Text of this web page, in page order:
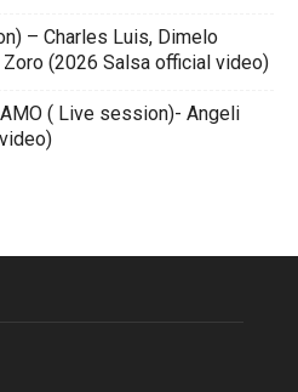
– Charles Luis, Dimelo
(2026 Salsa official video)
AMO ( Live session)- Angeli